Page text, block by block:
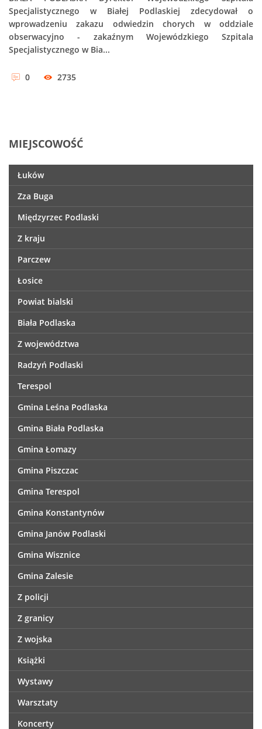
Specjalistycznego w Białej Podlaskiej zdecydował o
wprowadzeniu zakazu odwiedzin chorych w oddziale
obserwacyjno - zakaźnym Wojewódzkiego Szpitala
Specjalistycznego w Bia...
0 2735
MIEJSCOWOŚĆ
Łuków
Zza Buga
Międzyrzec Podlaski
Z kraju
Parczew
Łosice
Powiat bialski
Biała Podlaska
Z województwa
Radzyń Podlaski
Terespol
Gmina Leśna Podlaska
Gmina Biała Podlaska
Gmina Łomazy
Gmina Piszczac
Gmina Terespol
Gmina Konstantynów
Gmina Janów Podlaski
Gmina Wisznice
Gmina Zalesie
Z policji
Z granicy
Z wojska
Książki
Wystawy
Warsztaty
Koncerty